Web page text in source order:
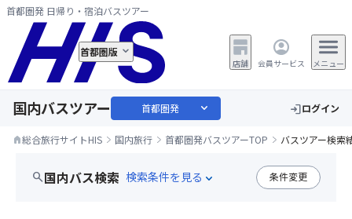
首都圏発 日帰り・宿泊バスツアー
首都圏版
店舗 会員サービス メニュー
国内バスツアー 首都圏発 expand_more loginログイン
home総合旅行サイトHIS 国内旅行 首都圏発バスツアーTOP バスツアー検索
search国内バス検索 expand_more 条件変更